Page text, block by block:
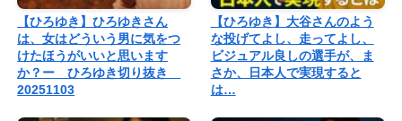
【ひろゆき】ひろゆきさん
は、女はどういう男に気をつ
けたほうがいいと思います
か？ー ひろゆき切り抜き
20251103
【ひろゆき】大谷さんのよう
な投げてよし、走ってよし、
ビジュアル良しの選手が、ま
さか、日本人で実現すると
は…